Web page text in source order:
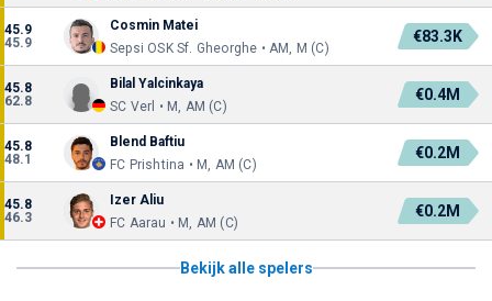
45.9
45.9
Cosmin Matei
Sepsi OSK Sf. Gheorghe • AM, M (C)
€83.3K
45.8
62.8
Bilal Yalcinkaya
SC Verl • M, AM (C)
€0.4M
45.8
48.1
Blend Baftiu
FC Prishtina • M, AM (C)
€0.2M
45.8
46.3
Izer Aliu
FC Aarau • M, AM (C)
€0.2M
Bekijk alle spelers